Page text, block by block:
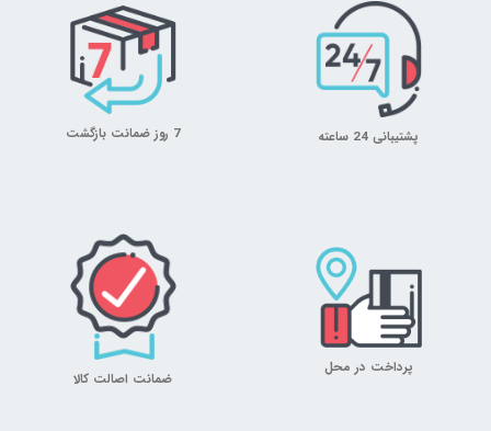
پشتیبانی 24 ساعته 7 روز ضمانت بازگشت
پرداخت در محل
ضمانت اصالت کالا